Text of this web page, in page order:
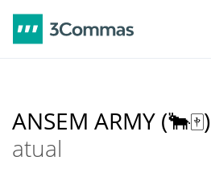
ANSEM ARMY (🐂🀄️)
atual